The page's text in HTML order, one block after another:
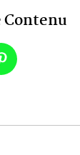
Contenu